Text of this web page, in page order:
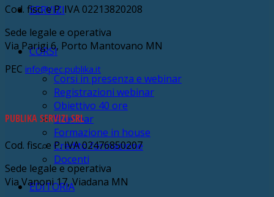
SERVIZI
CORSI
Corsi in presenza e webinar
Registrazioni webinar
Obiettivo 40 ore
Brevinar
Formazione in house
Credito formazione
Docenti
EDITORIA
Cod. fisc. e P. IVA 02213820208
Sede legale e operativa
Via Parigi 6, Porto Mantovano MN
PEC info@pec.publika.it
PUBLIKA SERVIZI SRL
Cod. fisc. e P. IVA 02476850207
Sede legale e operativa
Via Vanoni 17, Viadana MN